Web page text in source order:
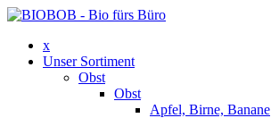
x
Unser Sortiment
Obst
Obst
Apfel, Birne, Banane